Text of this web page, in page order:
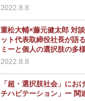
2022.8.8
重松大輔×藤元健太郎 対
ット代表取締役社長が語
ミーと個人の選択肢の多
2022.8.8
「超・選択肢社会」にお
チハビテーション」ー 関